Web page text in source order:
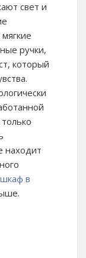
свет и
ручки,
который
находит
в